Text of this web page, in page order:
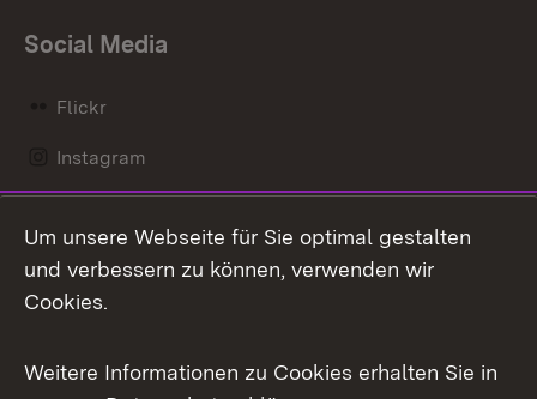
Social Media
Flickr
Instagram
Mastodon
Messenger
Social Wall
Um unsere Webseite für Sie optimal gestalten
und verbessern zu können, verwenden wir
Cookies.
Weitere Informationen zu Cookies erhalten Sie in